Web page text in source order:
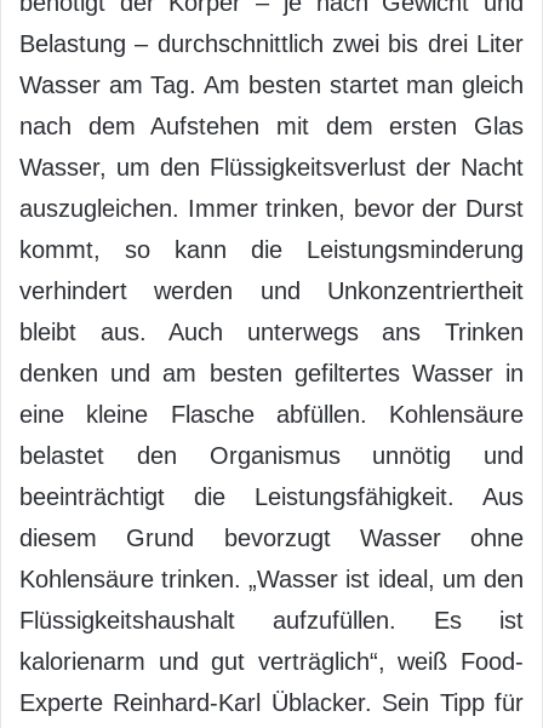
Belastung – durchschnittlich zwei bis drei Liter
Wasser am Tag. Am besten startet man gleich
nach dem Aufstehen mit dem ersten Glas
Wasser, um den Flüssigkeitsverlust der Nacht
auszugleichen. Immer trinken, bevor der Durst
kommt, so kann die Leistungsminderung
verhindert werden und Unkonzentriertheit
bleibt aus. Auch unterwegs ans Trinken
denken und am besten gefiltertes Wasser in
eine kleine Flasche abfüllen. Kohlensäure
belastet den Organismus unnötig und
beeinträchtigt die Leistungsfähigkeit. Aus
diesem Grund bevorzugt Wasser ohne
Kohlensäure trinken. „Wasser ist ideal, um den
Flüssigkeitshaushalt aufzufüllen. Es ist
kalorienarm und gut verträglich“, weiß Food-
Experte Reinhard-Karl Üblacker. Sein Tipp für